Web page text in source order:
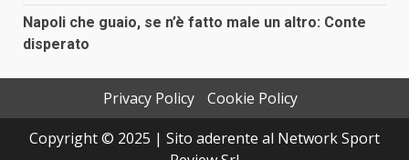
Napoli che guaio, se n’è fatto male un altro: Conte
disperato
Privacy Policy
Cookie Policy
Copyright © 2025 | Sito aderente al Network Sport